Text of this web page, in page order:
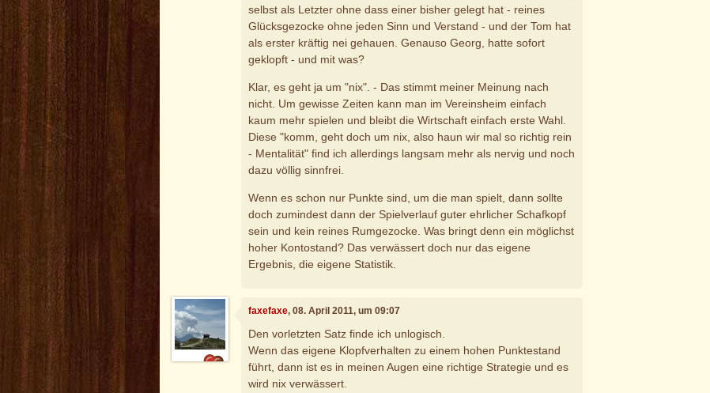
selbst als Letzter ohne dass einer bisher gelegt hat - reines
Glücksgezocke ohne jeden Sinn und Verstand - und der Tom hat
als erster kräftig nei gehauen. Genauso Georg, hatte sofort
geklopft - und mit was?
Klar, es geht ja um "nix". - Das stimmt meiner Meinung nach
nicht. Um gewisse Zeiten kann man im Vereinsheim einfach
kaum mehr spielen und bleibt die Wirtschaft einfach erste Wahl.
Diese "komm, geht doch um nix, also haun wir mal so richtig rein
- Mentalität" find ich allerdings langsam mehr als nervig und noch
dazu völlig sinnfrei.
Wenn es schon nur Punkte sind, um die man spielt, dann sollte
doch zumindest dann der Spielverlauf guter ehrlicher Schafkopf
sein und kein reines Rumgezocke. Was bringt denn ein möglichst
hoher Kontostand? Das verwässert doch nur das eigene
Ergebnis, die eigene Statistik.
faxefaxe, 08. April 2011, um 09:07
Den vorletzten Satz finde ich unlogisch.
Wenn das eigene Klopfverhalten zu einem hohen Punktestand
führt, dann ist es in meinen Augen eine richtige Strategie und es
wird nix verwässert.